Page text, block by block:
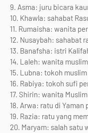
9. Asma: juru bicara
10. Khawla: sahabat
11. Rumaisha: wanita
12. Nusaybah: sahabat
13. Banafsha: istri
14. Laleh: wanita
15. Lubna: tokoh muslim
16. Rabiya: tokoh sufi
17. Shirin: wanita
18. Arwa: ratu di Yaman
19. Razia: ratu yang
20. Maryam: salah satu